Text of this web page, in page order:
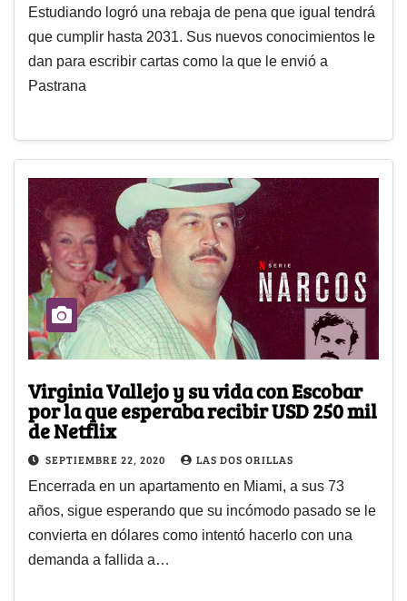
Estudiando logró una rebaja de pena que igual tendrá
que cumplir hasta 2031. Sus nuevos conocimientos le
dan para escribir cartas como la que le envió a
Pastrana
Virginia Vallejo y su vida con Escobar
por la que esperaba recibir USD 250 mil
de Netflix
SEPTIEMBRE 22, 2020 LAS DOS ORILLAS
Encerrada en un apartamento en Miami, a sus 73
años, sigue esperando que su incómodo pasado se le
convierta en dólares como intentó hacerlo con una
demanda a fallida a…